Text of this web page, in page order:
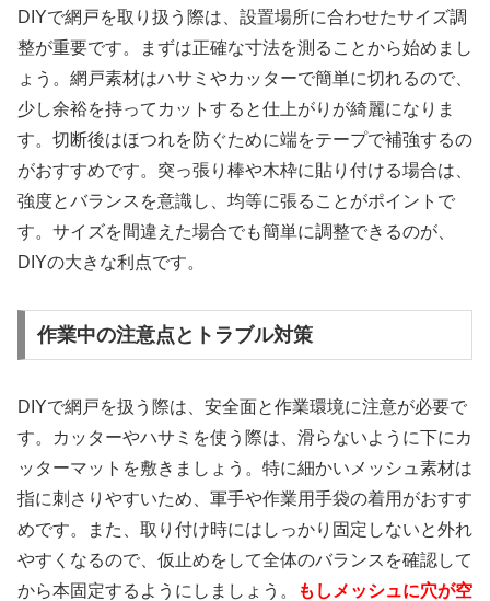
DIYで網戸を取り扱う際は、設置場所に合わせたサイズ調
整が重要です。まずは正確な寸法を測ることから始めまし
ょう。網戸素材はハサミやカッターで簡単に切れるので、
少し余裕を持ってカットすると仕上がりが綺麗になりま
す。切断後はほつれを防ぐために端をテープで補強するの
がおすすめです。突っ張り棒や木枠に貼り付ける場合は、
強度とバランスを意識し、均等に張ることがポイントで
す。サイズを間違えた場合でも簡単に調整できるのが、
DIYの大きな利点です。
作業中の注意点とトラブル対策
DIYで網戸を扱う際は、安全面と作業環境に注意が必要で
す。カッターやハサミを使う際は、滑らないように下にカ
ッターマットを敷きましょう。特に細かいメッシュ素材は
指に刺さりやすいため、軍手や作業用手袋の着用がおすす
めです。また、取り付け時にはしっかり固定しないと外れ
やすくなるので、仮止めをして全体のバランスを確認して
から本固定するようにしましょう。
もしメッシュに穴が空